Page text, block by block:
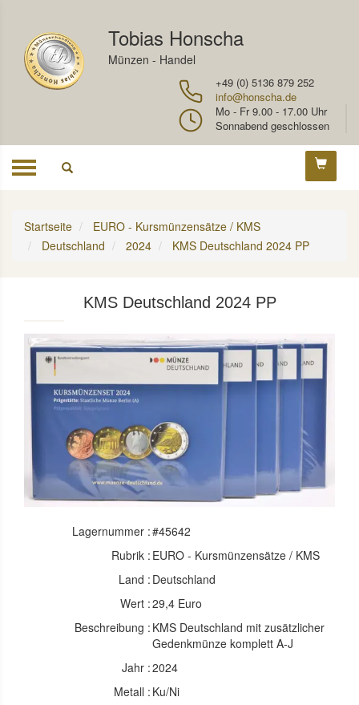
Tobias Honscha
Münzen - Handel
+49 (0) 5136 879 252
info@honscha.de
Mo - Fr 9.00 - 17.00 Uhr
Sonnabend geschlossen
Toggle
Startseite
EURO - Kursmünzensätze / KMS
Deutschland
2024 KMS Deutschland 2024 PP
KMS Deutschland 2024 PP
Lagernummer :#45642
Rubrik : EURO - Kursmünzensätze / KMS
Land : Deutschland
Wert :29,4 Euro
Beschreibung : KMS Deutschland mit zusätzlicher
Gedenkmünze komplett A-J
Jahr :2024
Metall : Ku/Ni